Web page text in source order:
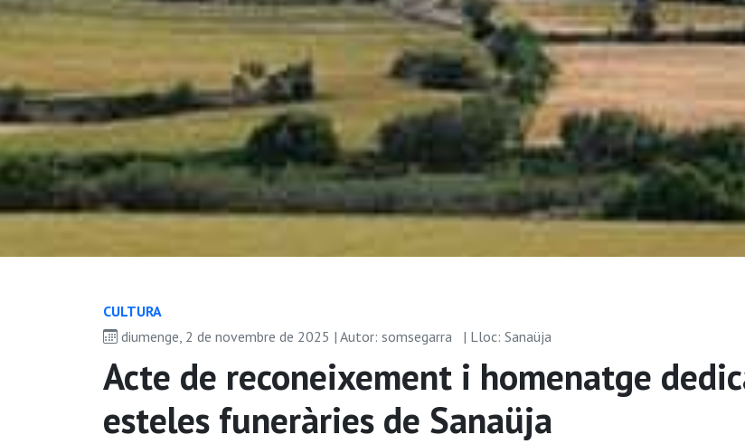
CULTURA
diumenge, 2 de novembre de 2025 | Autor: somsegarra
| Lloc: Sanaüja
Acte de reconeixement i homenatge
esteles funeràries de Sanaüja